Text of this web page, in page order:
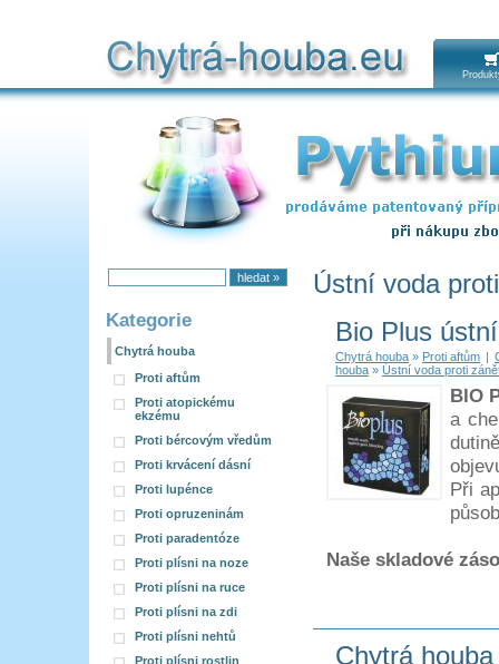
Kategorie
Chytrá houba
Proti aftům
Proti atopickému
ekzému
Proti bércovým vředům
Proti krvácení dásní
Proti lupénce
Proti opruzeninám
Proti paradentóze
Proti plísni na noze
Proti plísni na ruce
Proti plísni na zdi
Proti plísni nehtů
Proti plísni rostlin
Ústní voda
Bio Plus
Chytrá houba » Proti aftům |
houba »Ústní voda proti
BIO
a
Při
Naše skladové
Chytrá